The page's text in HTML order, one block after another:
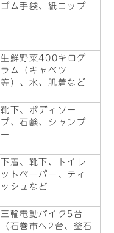
ゴム手袋、紙コップ
生鮮野菜400キログ
ラム（キャベツ
等）、水、肌着など
靴下、ボディソー
プ、石鹸、シャンプ
ー
下着、靴下、トイレ
ットペーパー、ティ
ッシュなど
三輪電動バイク5台
（石巻市へ2台、釜石